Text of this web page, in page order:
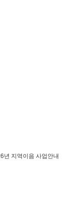
년 지역이음 사업안내